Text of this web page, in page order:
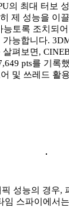
의 최대 터보
제 성능을 이
능토록 조치되
가능합니다.
펴보면,
pts를 기록
및 쓰레드 활
성능의 경우,
임 스파이에서